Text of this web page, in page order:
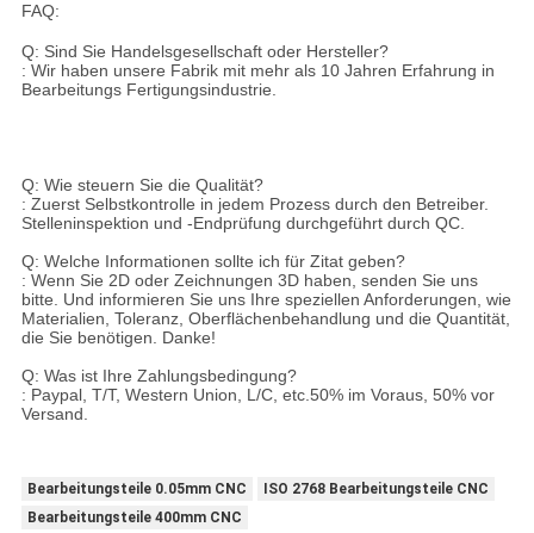
FAQ:
Q: Sind Sie Handelsgesellschaft oder Hersteller?
: Wir haben unsere Fabrik mit mehr als 10 Jahren Erfahrung in
Bearbeitungs Fertigungsindustrie.
Q: Wie steuern Sie die Qualität?
: Zuerst Selbstkontrolle in jedem Prozess durch den Betreiber.
Stelleninspektion und -Endprüfung durchgeführt durch QC.
Q: Welche Informationen sollte ich für Zitat geben?
: Wenn Sie 2D oder Zeichnungen 3D haben, senden Sie uns
bitte. Und informieren Sie uns Ihre speziellen Anforderungen, wie
Materialien, Toleranz, Oberflächenbehandlung und die Quantität,
die Sie benötigen. Danke!
Q: Was ist Ihre Zahlungsbedingung?
: Paypal, T/T, Western Union, L/C, etc.50% im Voraus, 50% vor
Versand.
Bearbeitungsteile 0.05mm CNC
ISO 2768 Bearbeitungsteile CNC
Bearbeitungsteile 400mm CNC